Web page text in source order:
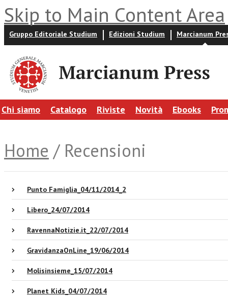
Skip to Main Content Area
Gruppo Editoriale Studium Edizioni Studium Marcianum
Chi siamo Catalogo Riviste Novità Ebooks
Home / Recensioni
Punto Famiglia_04/11/2014_2
Libero_24/07/2014
RavennaNotizie.it_22/07/2014
GravidanzaOnLine_19/06/2014
Molisinsieme_15/07/2014
Planet Kids_04/07/2014